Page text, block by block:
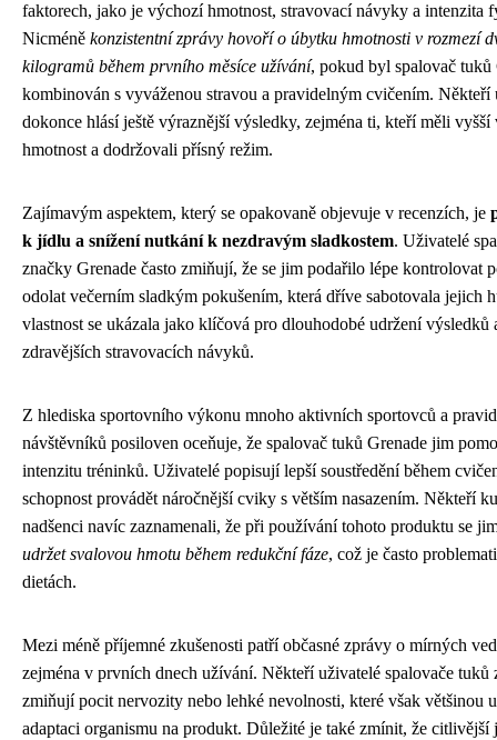
faktorech, jako je výchozí hmotnost, stravovací návyky a intenzita
Nicméně konzistentní zprávy hovoří o úbytku hmotnosti v rozmezí
kilogramů během prvního měsíce užívání, pokud byl spalovač tuků
kombinován s vyváženou stravou a pravidelným cvičením. Někteří
dokonce hlásí ještě výraznější výsledky, zejména ti, kteří měli vyšší
hmotnost a dodržovali přísný režim.
Zajímavým aspektem, který se opakovaně objevuje v recenzích, je
k jídlu a snížení nutkání k nezdravým sladkostem. Uživatelé
značky Grenade často zmiňují, že se jim podařilo lépe kontrolovat
odolat večerním sladkým pokušením, která dříve sabotovala jejich
vlastnost se ukázala jako klíčová pro dlouhodobé udržení výsledků
zdravějších stravovacích návyků.
Z hlediska sportovního výkonu mnoho aktivních sportovců a
návštěvníků posiloven oceňuje, že spalovač tuků Grenade jim
intenzitu tréninků. Uživatelé popisují lepší soustředění během
schopnost provádět náročnější cviky s větším nasazením. Někteří
nadšenci navíc zaznamenali, že při používání tohoto produktu se
udržet svalovou hmotu během redukční fáze, což je často
dietách.
Mezi méně příjemné zkušenosti patří občasné zprávy o mírných
zejména v prvních dnech užívání. Někteří uživatelé spalovače tuků
zmiňují pocit nervozity nebo lehké nevolnosti, které však většinou
adaptaci organismu na produkt. Důležité je také zmínit, že citlivější